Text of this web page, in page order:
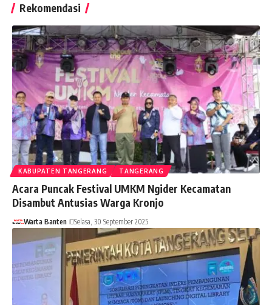
Rekomendasi
KABUPATEN TANGERANG TANGERANG
Acara Puncak Festival UMKM Ngider Kecamatan
Disambut Antusias Warga Kronjo
Warta Banten Selasa, 30 September 2025